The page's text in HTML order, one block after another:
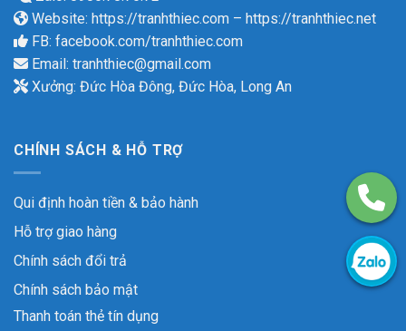
Website: https://tranhthiec.com – https://tranhthiec.net
FB: facebook.com/tranhthiec.com
Email: tranhthiec@gmail.com
Xưởng: Đức Hòa Đông, Đức Hòa, Long An
CHÍNH SÁCH & HỖ TRỢ
Qui định hoàn tiền & bảo hành
Hỗ trợ giao hàng
Chính sách đổi trả
Chính sách bảo mật
Thanh toán thẻ tín dụng